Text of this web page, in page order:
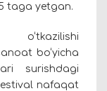
taga yetgan.
o‘tkazilishi
bo‘yicha
surishdagi
nafaqat